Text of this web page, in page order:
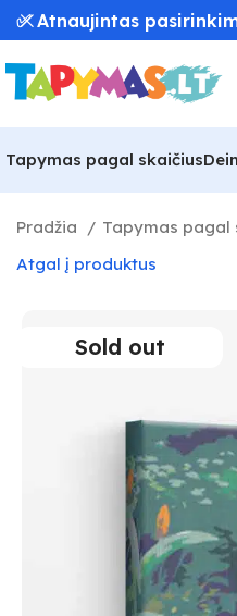
Tapymas pagal skaičius
Pradžia Tapymas pagal
Atgal į produktus
Sold out
✅ Atnaujintas